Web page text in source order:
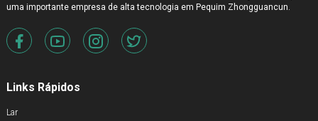
uma importante empresa de alta tecnologia em Pequim Zhongguancun.
Links Rápidos
Lar